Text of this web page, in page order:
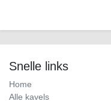
Snelle links
Home
Alle kavels